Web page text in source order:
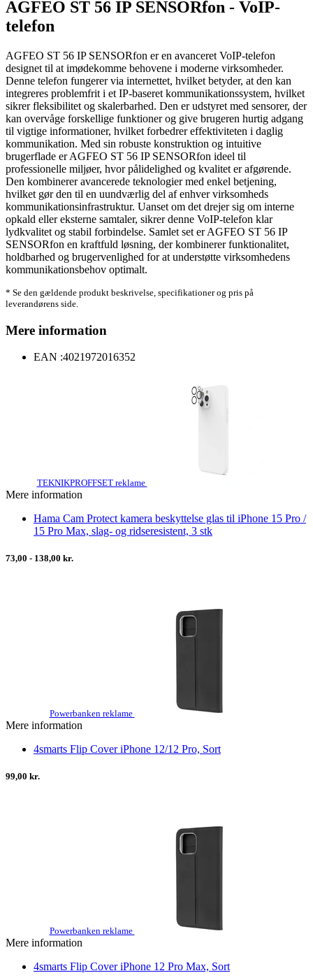
AGFEO ST 56 IP SENSORfon - VoIP-
telefon
AGFEO ST 56 IP SENSORfon er en avanceret VoIP-telefon
designet til at imødekomme behovene i moderne virksomheder.
Denne telefon fungerer via internettet, hvilket betyder, at den kan
integreres problemfrit i et IP-baseret kommunikationssystem, hvilket
sikrer fleksibilitet og skalerbarhed. Den er udstyret med sensorer, der
kan overvåge forskellige funktioner og give brugeren hurtig adgang
til vigtige informationer, hvilket forbedrer effektiviteten i daglig
kommunikation. Med sin robuste konstruktion og intuitive
brugerflade er AGFEO ST 56 IP SENSORfon ideel til
professionelle miljøer, hvor pålidelighed og kvalitet er afgørende.
Den kombinerer avancerede teknologier med enkel betjening,
hvilket gør den til en uundværlig del af enhver virksomheds
kommunikationsinfrastruktur. Uanset om det drejer sig om interne
opkald eller eksterne samtaler, sikrer denne VoIP-telefon klar
lydkvalitet og stabil forbindelse. Samlet set er AGFEO ST 56 IP
SENSORfon en kraftfuld løsning, der kombinerer funktionalitet,
holdbarhed og brugervenlighed for at understøtte virksomhedens
kommunikationsbehov optimalt.
* Se den gældende produkt beskrivelse, specifikationer og pris på
leverandørens side.
Mere information
EAN :4021972016352
TEKNIKPROFFSET reklame
Mere information
Hama Cam Protect kamera beskyttelse glas til iPhone 15 Pro /
15 Pro Max, slag- og ridseresistent, 3 stk
73,00 - 138,00 kr.
Powerbanken reklame
Mere information
4smarts Flip Cover iPhone 12/12 Pro, Sort
99,00 kr.
Powerbanken reklame
Mere information
4smarts Flip Cover iPhone 12 Pro Max, Sort